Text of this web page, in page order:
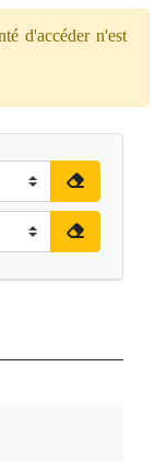
d'accéder n'est